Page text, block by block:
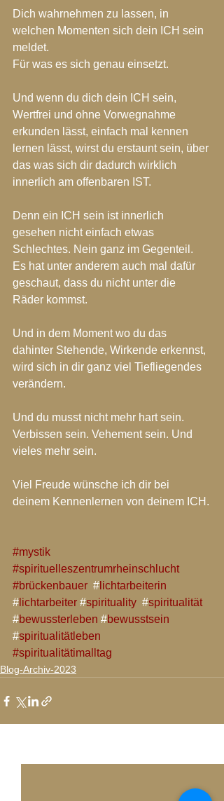
Dich wahrnehmen zu lassen, in
welchen Momenten sich dein ICH sein
meldet.
Für was es sich genau einsetzt.
Und wenn du dich dein ICH sein,
Wertfrei und ohne Vorwegnahme
erkunden lässt, einfach mal kennen
lernen lässt, wirst du erstaunt sein, über
das was sich dir dadurch wirklich
innerlich am offenbaren IST.
Denn ein ICH sein ist innerlich
gesehen nicht einfach etwas
Schlechtes. Nein ganz im Gegenteil.
Es hat unter anderem auch mal dafür
geschaut, dass du nicht unter die
Räder kommst.
Und in dem Moment wo du das
dahinter Stehende, Wirkende erkennst,
wird sich in dir ganz viel Tiefliegendes
verändern.
Und du musst nicht mehr hart sein.
Verbissen sein. Vehement sein. Und
vieles mehr sein.
Viel Freude wünsche ich dir bei
deinem Kennenlernen von deinem ICH.
#mystik
#spirituelleszentrumrheinschlucht
#brückenbauer # lichtarbeiterin
# lichtarbeiter #spirituality #spiritualität
#bewussterleben #bewusstsein
#spiritualitätleben
#spiritualitätimalltag
Blog-Archiv-2023